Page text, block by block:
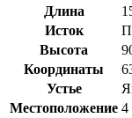
Длина
Исток
Высота
Координаты
Устье
Местоположение 4